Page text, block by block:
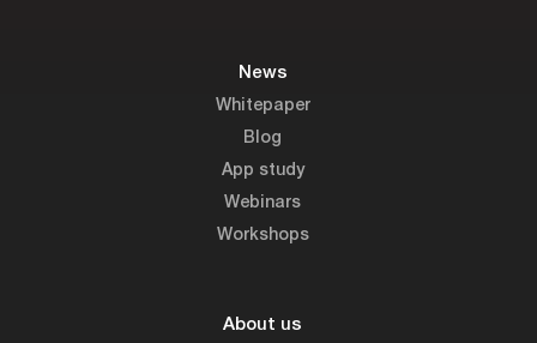
News
Whitepaper
Blog
App study
Webinars
Workshops
About us